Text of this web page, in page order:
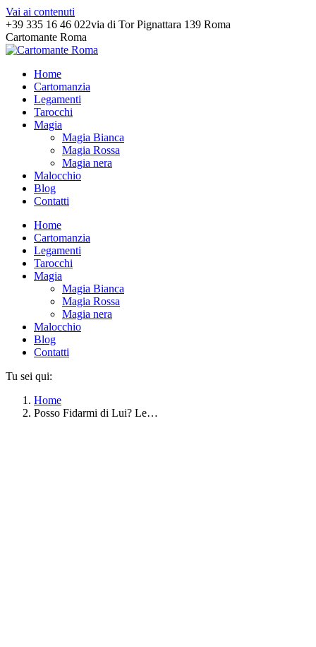
Vai ai contenuti
+39 335 16 46 022via di Tor Pignattara 139 Roma
Cartomante Roma
Home
Cartomanzia
Legamenti
Tarocchi
Magia
Magia Bianca
Magia Rossa
Magia nera
Malocchio
Blog
Contatti
Home
Cartomanzia
Legamenti
Tarocchi
Magia
Magia Bianca
Magia Rossa
Magia nera
Malocchio
Blog
Contatti
Tu sei qui:
Home
Posso Fidarmi di Lui? Le…